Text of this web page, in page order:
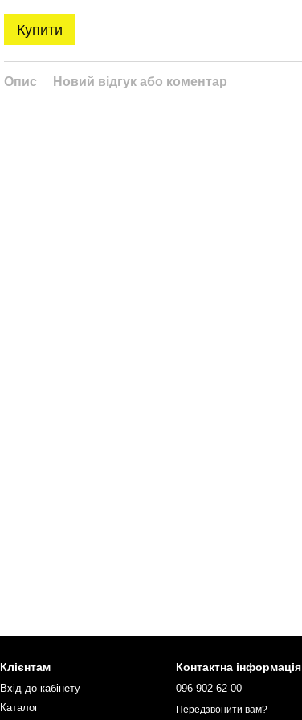
Купити
Опис Новий відгук або коментар
Клієнтам
Вхід до кабінету
Каталог
Контактна інформація
096 902-62-00
Передзвонити вам?